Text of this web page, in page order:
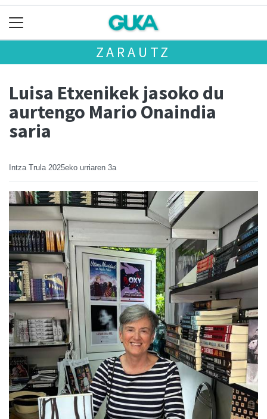
ZARAUTZ
Luisa Etxenikek jasoko du
aurtengo Mario Onaindia
saria
Intza Trula 2025eko urriaren 3a